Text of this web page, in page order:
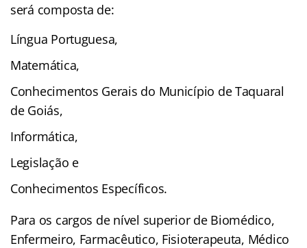
será composta de:
Língua Portuguesa,
Matemática,
Conhecimentos Gerais do Município de Taquaral
de Goiás,
Informática,
Legislação e
Conhecimentos Específicos.
Para os cargos de nível superior de Biomédico,
Enfermeiro, Farmacêutico, Fisioterapeuta, Médico